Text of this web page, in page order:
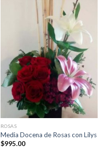
ROSAS
Media Docena de Rosas con Lilys
$995.00